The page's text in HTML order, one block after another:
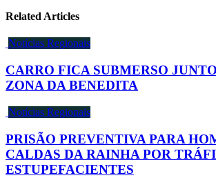
Related Articles
Notícias Regionais
CARRO FICA SUBMERSO
ZONA DA BENEDITA
Notícias Regionais
PRISÃO PREVENTIVA PARA
CALDAS DA RAINHA POR
ESTUPEFACIENTES